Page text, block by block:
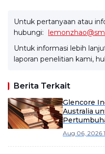
Untuk pertanyaan atau
hubungi:
Untuk informasi lebih
laporan penelitian kami,
Berita Terkait
Glencore
Australia
Aug 06, 2026